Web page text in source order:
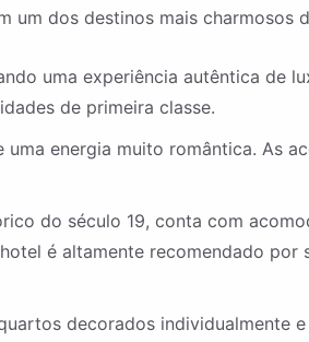
um dos destinos mais charmosos
uma experiência autêntica de
de primeira classe.
energia muito romântica. As
do século 19, conta com
é altamente recomendado por
decorados individualmente e